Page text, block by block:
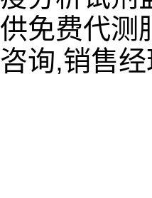
供免费代测
咨询,销售